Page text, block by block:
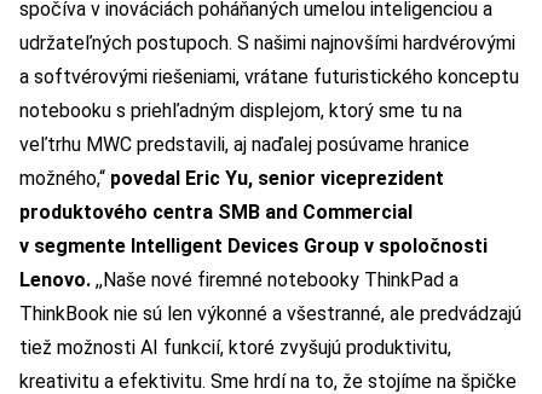
spočíva v inováciách poháňaných umelou inteligenciou a
udržateľných postupoch. S našimi najnovšími hardvérovými
a softvérovými riešeniami, vrátane futuristického konceptu
notebooku s priehľadným displejom, ktorý sme tu na
veľtrhu MWC predstavili, aj naďalej posúvame hranice
možného,“ povedal Eric Yu, senior viceprezident
produktového centra SMB and Commercial
v segmente Intelligent Devices Group v spoločnosti
Lenovo. ,,Naše nové firemné notebooky ThinkPad a
ThinkBook nie sú len výkonné a všestranné, ale predvádzajú
tiež možnosti AI funkcií, ktoré zvyšujú produktivitu,
kreativitu a efektivitu. Sme hrdí na to, že stojíme na špičke